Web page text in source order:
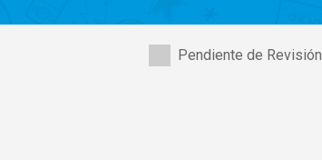
Pendiente de Revisión